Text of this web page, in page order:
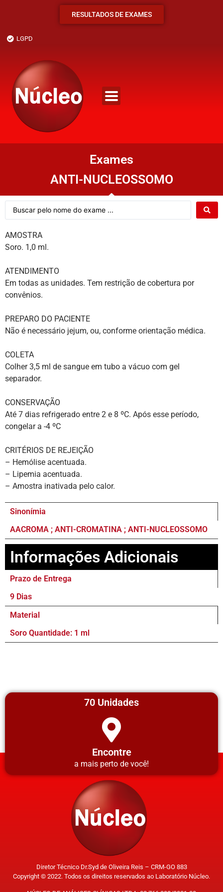
RESULTADOS DE EXAMES
LGPD
Exames
ANTI-NUCLEOSSOMO
AMOSTRA
Soro. 1,0 ml.
ATENDIMENTO
Em todas as unidades. Tem restrição de cobertura por
convênios.
PREPARO DO PACIENTE
Não é necessário jejum, ou, conforme orientação médica.
COLETA
Colher 3,5 ml de sangue em tubo a vácuo com gel
separador.
CONSERVAÇÃO
Até 7 dias refrigerado entre 2 e 8 ºC. Após esse período,
congelar a -4 ºC
CRITÉRIOS DE REJEIÇÃO
– Hemólise acentuada.
– Lipemia acentuada.
– Amostra inativada pelo calor.
Sinonímia
AACROMA ; ANTI-CROMATINA ; ANTI-NUCLEOSSOMO
Informações Adicionais
Prazo de Entrega
9 Dias
Material
Soro Quantidade: 1 ml
70 Unidades
Encontre
a mais perto de você!
Diretor Técnico Dr.Syd de Oliveira Reis – CRM-GO 883
Copyright © 2022. Todos os direitos reservados ao Laboratório Núcleo.